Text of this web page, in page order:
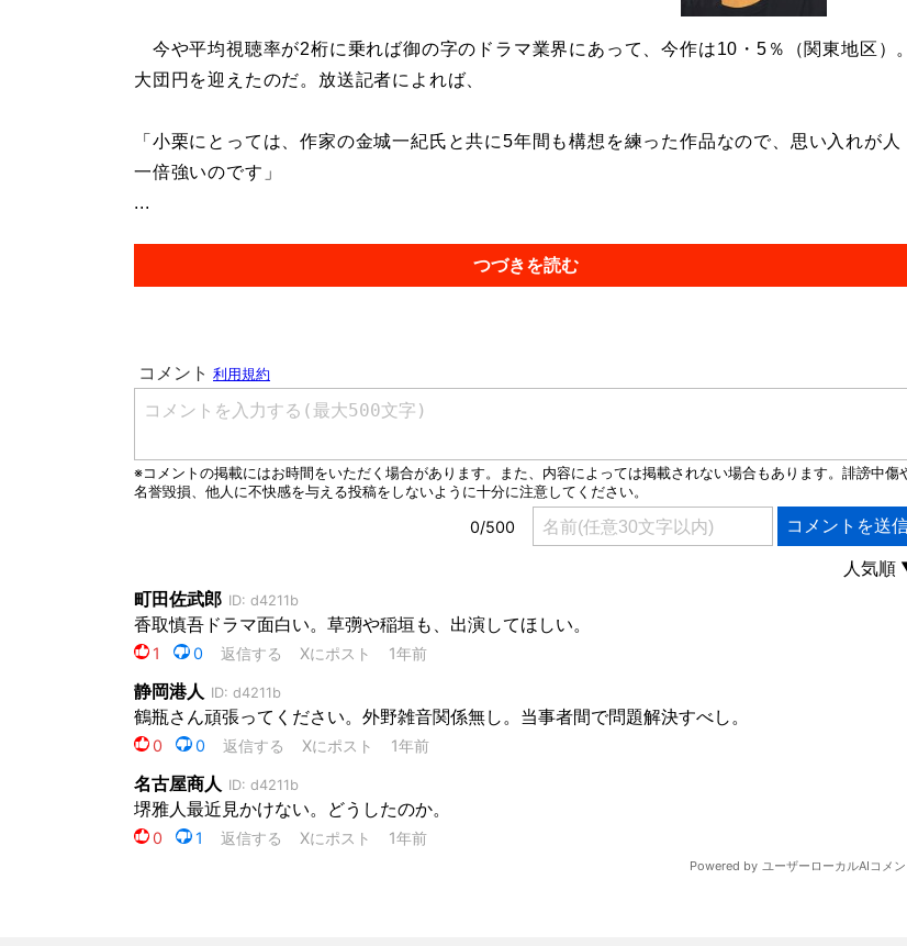
今や平均視聴率が2桁に乗れば御の字のドラマ業界にあって、今作は10・5％（関東地区）。
大団円を迎えたのだ。放送記者によれば、
「小栗にとっては、作家の金城一紀氏と共に5年間も構想を練った作品なので、思い入れが人
一倍強いのです」
...
つづきを読む